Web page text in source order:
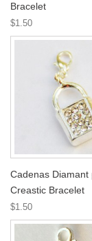
Bracelet
$1.50
Cadenas Diamant
Creastic Bracelet
$1.50